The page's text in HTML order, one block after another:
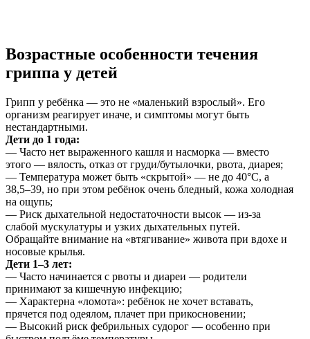
Возрастные особенности течения
гриппа у детей
Грипп у ребёнка — это не «маленький взрослый». Его
организм реагирует иначе, и симптомы могут быть
нестандартными.
Дети до 1 года:
— Часто нет выраженного кашля и насморка — вместо
этого — вялость, отказ от груди/бутылочки, рвота, диарея;
— Температура может быть «скрытой» — не до 40°C, а
38,5–39, но при этом ребёнок очень бледный, кожа холодная
на ощупь;
— Риск дыхательной недостаточности высок — из-за
слабой мускулатуры и узких дыхательных путей.
Обращайте внимание на «втягивание» живота при вдохе и
носовые крылья.
Дети 1–3 лет:
— Часто начинается с рвоты и диареи — родители
принимают за кишечную инфекцию;
— Характерна «ломота»: ребёнок не хочет вставать,
прячется под одеялом, плачет при прикосновении;
— Высокий риск фебрильных судорог — особенно при